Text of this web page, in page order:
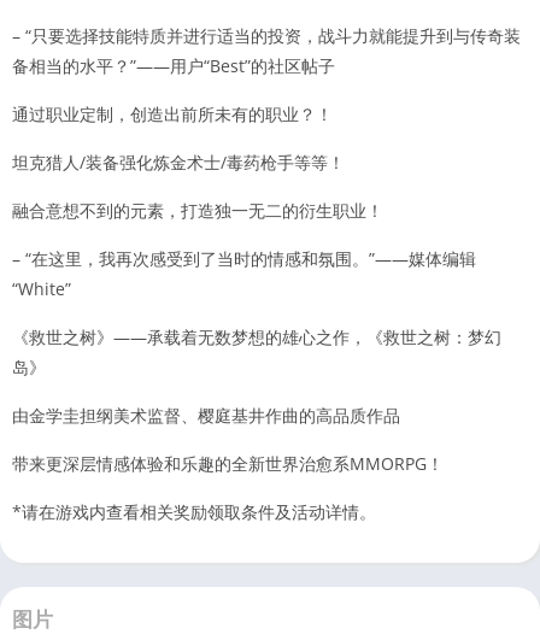
– “只要选择技能特质并进行适当的投资，战斗力就能提升到与传奇装
备相当的水平？”——用户“Best”的社区帖子
通过职业定制，创造出前所未有的职业？！
坦克猎人/装备强化炼金术士/毒药枪手等等！
融合意想不到的元素，打造独一无二的衍生职业！
– “在这里，我再次感受到了当时的情感和氛围。”——媒体编辑
“White”
《救世之树》——承载着无数梦想的雄心之作，《救世之树：梦幻
岛》
由金学圭担纲美术监督、樱庭基井作曲的高品质作品
带来更深层情感体验和乐趣的全新世界治愈系MMORPG！
*请在游戏内查看相关奖励领取条件及活动详情。
图片